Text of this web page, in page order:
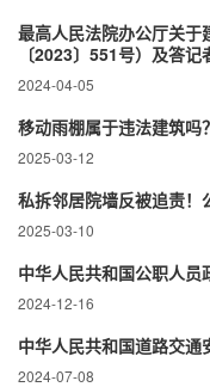
最高人民法院办公厅关于
〔2023〕551号）及答记
2024-04-05
移动雨棚属于违法建筑吗？
2025-03-12
私拆邻居院墙反被追责
2025-03-10
中华人民共和国公职人员
2024-12-16
中华人民共和国道路交通
2024-07-08